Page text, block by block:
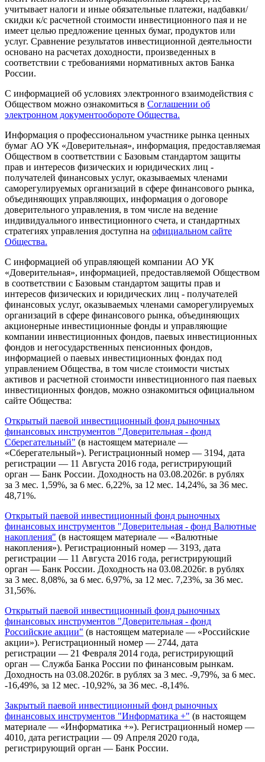
учитывает налоги и иные обязательные платежи, надбавки/
скидки к/с расчетной стоимости инвестиционного пая и не
имеет целью предложение ценных бумаг, продуктов или
услуг. Сравнение результатов инвестиционной деятельности
основано на расчетах доходности, произведенных в
соответствии с требованиями нормативных актов Банка
России.
С информацией об условиях электронного взаимодействия с
Обществом можно ознакомиться в Соглашении об
электронном документообороте Общества.
Информация о профессиональном участнике рынка ценных
бумаг АО УК «Доверительная», информация, предоставляемая
Обществом в соответствии с Базовым стандартом защиты
прав и интересов физических и юридических лиц -
получателей финансовых услуг, оказываемых членами
саморегулируемых организаций в сфере финансового рынка,
объединяющих управляющих, информация о договоре
доверительного управления, в том числе на ведение
индивидуального инвестиционного счета, и стандартных
стратегиях управления доступна на официальном сайте
Общества.
С информацией об управляющей компании АО УК
«Доверительная», информацией, предоставляемой Обществом
в соответствии с Базовым стандартом защиты прав и
интересов физических и юридических лиц - получателей
финансовых услуг, оказываемых членами саморегулируемых
организаций в сфере финансового рынка, объединяющих
акционерные инвестиционные фонды и управляющие
компании инвестиционных фондов, паевых инвестиционных
фондов и негосударственных пенсионных фондов,
информацией о паевых инвестиционных фондах под
управлением Общества, в том числе стоимости чистых
активов и расчетной стоимости инвестиционного пая паевых
инвестиционных фондов, можно ознакомиться официальном
сайте Общества:
Открытый паевой инвестиционный фонд рыночных
финансовых инструментов "Доверительная - фонд
Сберегательный" (в настоящем материале —
«Сберегательный»). Регистрационный номер — 3194, дата
регистрации — 11 Августа 2016 года, регистрирующий
орган — Банк России. Доходность на 03.08.2026г. в рублях
за 3 мес. 1,59%, за 6 мес. 6,22%, за 12 мес. 14,24%, за 36 мес.
48,71%.
Открытый паевой инвестиционный фонд рыночных
финансовых инструментов "Доверительная - фонд Валютные
накопления" (в настоящем материале — «Валютные
накопления»). Регистрационный номер — 3193, дата
регистрации — 11 Августа 2016 года, регистрирующий
орган — Банк России. Доходность на 03.08.2026г. в рублях
за 3 мес. 8,08%, за 6 мес. 6,97%, за 12 мес. 7,23%, за 36 мес.
31,56%.
Открытый паевой инвестиционный фонд рыночных
финансовых инструментов "Доверительная - фонд
Российские акции" (в настоящем материале — «Российские
акции»). Регистрационный номер — 2744, дата
регистрации — 21 Февраля 2014 года, регистрирующий
орган — Служба Банка России по финансовым рынкам.
Доходность на 03.08.2026г. в рублях за 3 мес. -9,79%, за 6 мес.
-16,49%, за 12 мес. -10,92%, за 36 мес. -8,14%.
Закрытый паевой инвестиционный фонд рыночных
финансовых инструментов "Информатика +" (в настоящем
материале — «Информатика +»). Регистрационный номер —
4010, дата регистрации — 09 Апреля 2020 года,
регистрирующий орган — Банк России.